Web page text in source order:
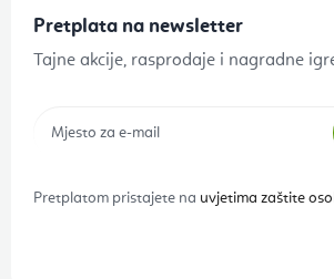
Pretplata na newsletter
Tajne akcije, rasprodaje i nagradne
Pretplatom pristajete na uvjetima zaštite